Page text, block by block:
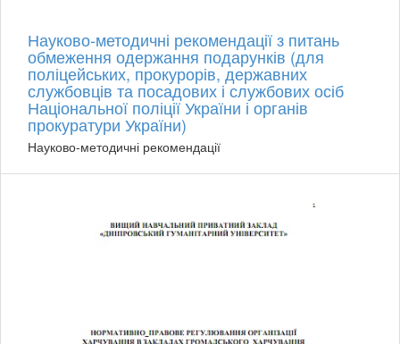
Науково-методичні рекомендації з питань
обмеження одержання подарунків (для
поліцейських, прокурорів, державних
службовців та посадових і службових осіб
Національної поліції України і органів
прокуратури України)
Науково-методичні рекомендації